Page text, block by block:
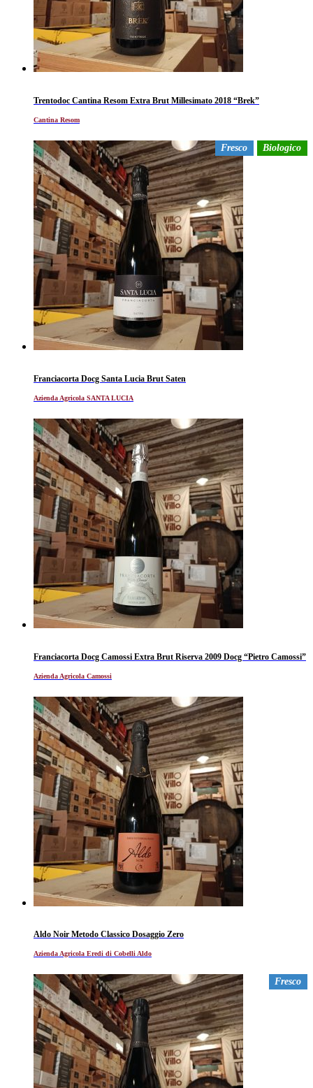
Trentodoc Cantina Resom Extra Brut Millesimato 2018 “Brek”
Cantina Resom
Fresco Biologico
Franciacorta Docg Santa Lucia Brut Saten
Azienda Agricola SANTA LUCIA
Franciacorta Docg Camossi Extra Brut Riserva 2009 Docg “Pietro Camossi”
Azienda Agricola Camossi
Aldo Noir Metodo Classico Dosaggio Zero
Azienda Agricola Eredi di Cobelli Aldo
Fresco